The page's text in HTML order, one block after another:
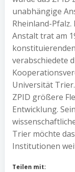
unabhängige
Rheinland-
Anstalt trat am
verabschiedete
Universität
ZPID größere
Entwicklung.
Trier möchte
Institutionen
Teilen mit: